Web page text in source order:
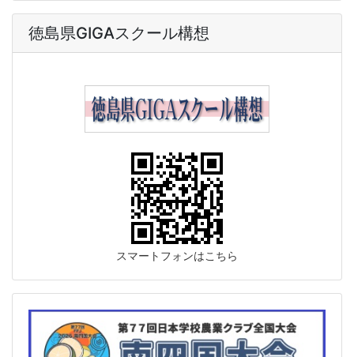
徳島県GIGAスクール構想
スマートフォンはこちら